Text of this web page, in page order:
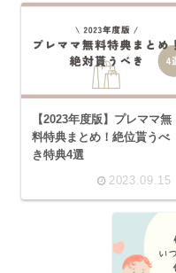
【2023年度版】プレママ無
料特典まとめ！絶位貰うべ
き特典4選
2023.09.15